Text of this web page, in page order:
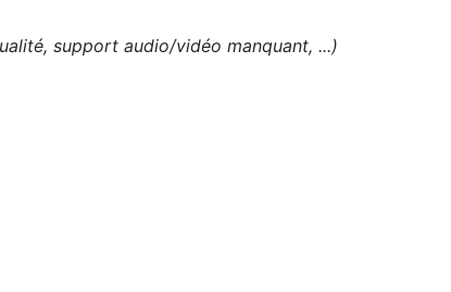
support audio/vidéo manquant, ...)